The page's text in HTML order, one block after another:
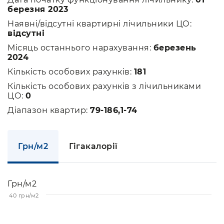
березня 2023
Наявні/відсутні квартирні лічильники ЦО:
відсутні
Місяць останнього нарахування: березень
2024
Кількість особових рахунків: 181
Кількість особових рахунків з лічильниками
ЦО: 0
Діапазон квартир: 79-186,1-74
Грн/м2 Гігакалорії
Грн/м2
40 грн/м2